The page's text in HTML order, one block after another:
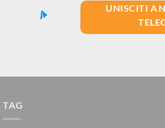
UNISCITI A
TAG